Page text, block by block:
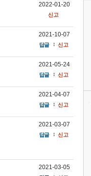
2022-01-20
신고
2021-10-07
답글 신고
2021-05-24
답글 신고
2021-04-07
답글 신고
2021-03-07
답글 신고
2021-03-05